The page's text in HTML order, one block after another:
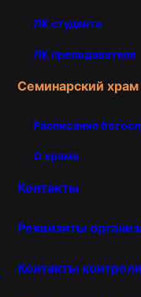
ЛК студента
ЛК преподавателя
Семинарский храм
Расписание
О храме
Контакты
Реквизиты
Контакты